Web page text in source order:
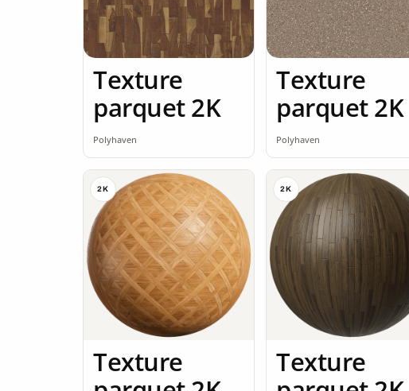
Texture
parquet 2K
Polyhaven
Texture
parquet 2K
Polyhaven
2K
Texture
2K
Texture